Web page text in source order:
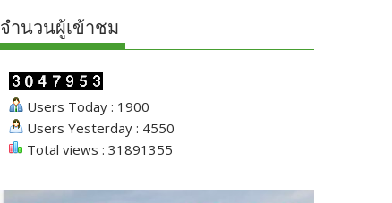
จำนวนผู้เข้าชม
Users Today : 1900
Users Yesterday : 4550
Total views : 31891355